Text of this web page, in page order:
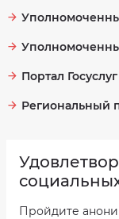
Портал Госуслуг
Региональный
Пройдите